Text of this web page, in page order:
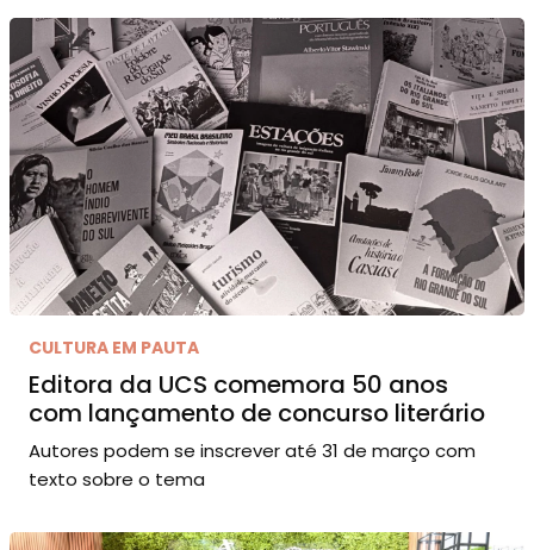
CULTURA EM PAUTA
Editora da UCS comemora 50 anos
com lançamento de concurso literário
Autores podem se inscrever até 31 de março com
texto sobre o tema